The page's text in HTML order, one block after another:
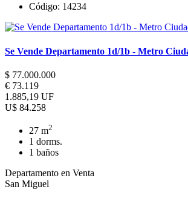
Código: 14234
Se Vende Departamento 1d/1b - Metro
$ 77.000.000
€ 73.119
1.885,19 UF
U$ 84.258
27 m2
1 dorms.
1 baños
Departamento en Venta
San Miguel